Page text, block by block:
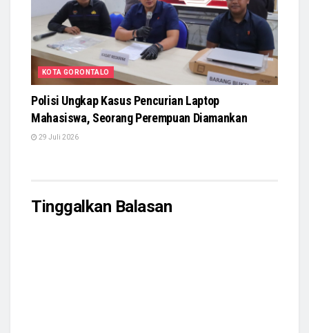
KOTA GORONTALO
Polisi Ungkap Kasus Pencurian Laptop
Mahasiswa, Seorang Perempuan Diamankan
29 Juli 2026
Tinggalkan Balasan